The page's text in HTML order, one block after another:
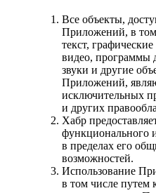
Все объекты,
Приложений, в том
текст,
видео, программы
звуки и другие
Приложений,
исключительных
и других
Хабр
функционального
в пределах его
возможностей.
Использование
в том числе путем